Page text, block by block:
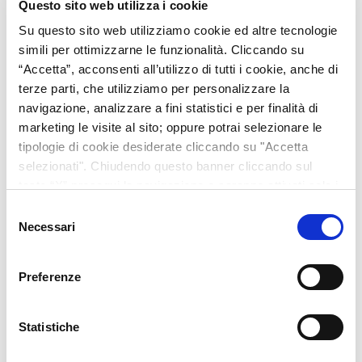
Questo sito web utilizza i cookie
Su questo sito web utilizziamo cookie ed altre tecnologie
simili per ottimizzarne le funzionalità. Cliccando su
“Accetta”, acconsenti all’utilizzo di tutti i cookie, anche di
terze parti, che utilizziamo per personalizzare la
navigazione, analizzare a fini statistici e per finalità di
marketing le visite al sito; oppure potrai selezionare le
tipologie di cookie desiderate cliccando su "Accetta
selezionati". Chiudendo questo banner cliccando sul
modificare le tue preferenze in ogni momento mediante il
link “Impostazione dei cookie” a fine pagina. Per ulteriori
Cookie
Policy.
delNecessari
Preferenze
Statistiche
TELEFONO
EMAIL